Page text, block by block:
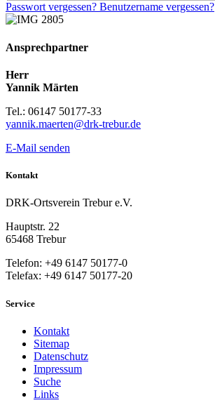
Passwort vergessen? Benutzername vergessen?
Ansprechpartner
Herr
Yannik Märten
Tel.: 06147 50177-33
yannik.maerten@drk-trebur.de
E-Mail senden
Kontakt
DRK-Ortsverein Trebur e.V.
Hauptstr. 22
65468 Trebur
Telefon: +49 6147 50177-0
Telefax: +49 6147 50177-20
Service
Kontakt
Sitemap
Datenschutz
Impressum
Suche
Links